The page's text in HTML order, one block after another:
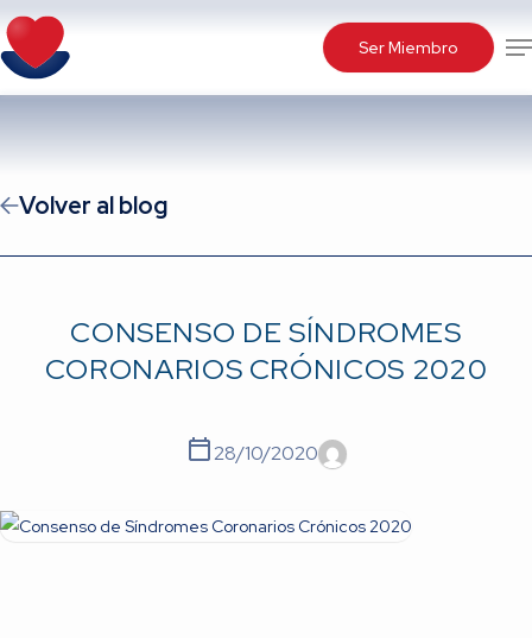
Skip
to
main
Ser Miembro
Volver al blog
CONSENSO DE SÍNDROMES
CORONARIOS CRÓNICOS 2020
28/10/2020